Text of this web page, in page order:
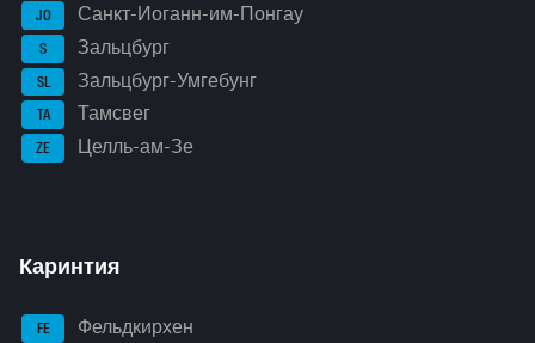
JO Санкт-Иоганн-им-Понгау
S Зальцбург
SL Зальцбург-Умгебунг
TA Тамсвег
ZE Целль-ам-Зе
Каринтия
FE Фельдкирхен